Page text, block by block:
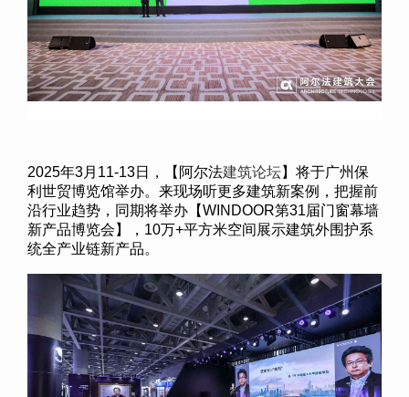
2025年3月 11-13日，【阿尔法建筑论坛】将于广州保
利世贸博览馆举办。来现场听更多建筑新案例，把握前
沿行业趋势，同期将举办【WINDOOR第31届门窗幕墙
新产品博览会】， 10万+平方米空间展示建筑外围护系
统全产业链新产品。